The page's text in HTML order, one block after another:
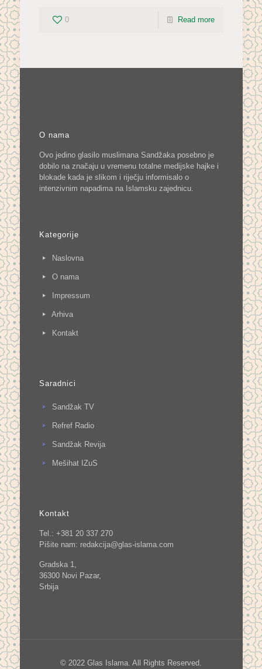
0 Read more
O nama
Ovo jedino glasilo muslimana Sandžaka posebno je
dobilo na značaju u vremenu totalne medijske hajke i
blokade kada je slikom i riječju informisalo o
intenzivnim napadima na Islamsku zajednicu.
Kategorije
Naslovna
O nama
Impressum
Arhiva
Kontakt
Saradnici
Sandžak TV
Refref Radio
Sandžak Revija
Mešihat IZuS
Kontakt
Tel.: +381 20 337 270
Pišite nam: redakcija@glas-islama.com
Gradska 1,
36300 Novi Pazar,
Srbija
© 2022 Glas Islama. All Rights Reserved.